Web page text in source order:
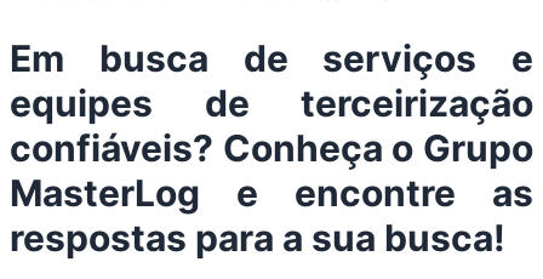
Em busca de serviços e
equipes de terceirização
confiáveis? Conheça o Grupo
MasterLog e encontre as
respostas para a sua busca!